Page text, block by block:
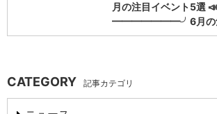
月の注目イベント
━━━━━━━╯6月の気
CATEGORY 記事カテゴリ